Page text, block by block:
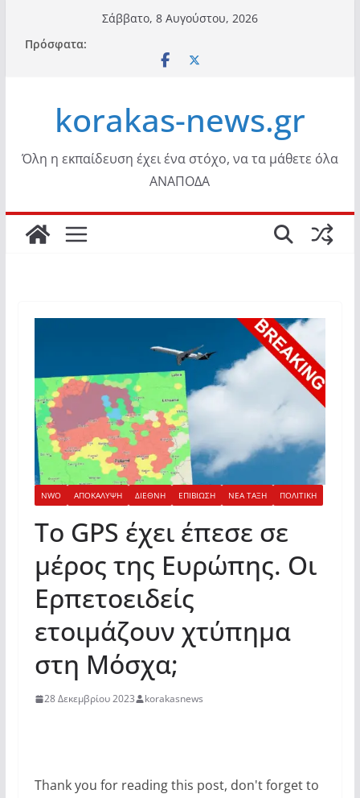
περιεχόμενο
Σάββατο, 8 Αυγούστου, 2026
Πρόσφατα:
korakas-news.gr
Όλη η εκπαίδευση έχει ένα στόχο, να τα μάθετε όλα
ΑΝΑΠΟΔΑ
NWO ΑΠΟΚΑΛΥΨΗ ΔΙΕΘΝΗ ΕΠΙΒΙΩΣΗ ΝΕΑ ΤΑΞΗ ΠΟΛΙΤΙΚΗ
Το GPS έχει έπεσε σε
μέρος της Ευρώπης. Οι
Ερπετοειδείς
ετοιμάζουν χτύπημα
στη Μόσχα;
28 Δεκεμβρίου 2023 korakasnews
Thank you for reading this post, don't forget to